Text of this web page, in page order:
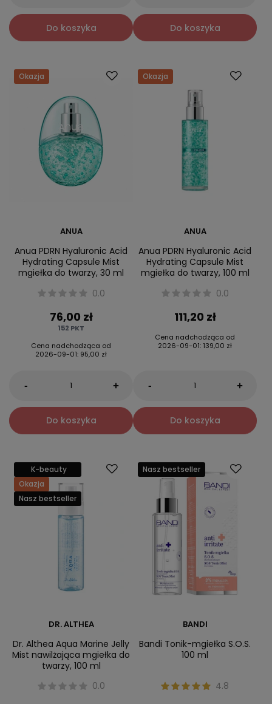
Do koszyka Do koszyka
Okazja
ANUA
Anua PDRN Hyaluronic Acid
Hydrating Capsule Mist
mgiełka do twarzy, 30 ml
0.0
76,00 zł
152 PKT
Cena nadchodząca od
2026-09-01: 95,00 zł
- +
Do koszyka
Okazja
ANUA
Anua PDRN Hyaluronic Acid
Hydrating Capsule Mist
mgiełka do twarzy, 100 ml
0.0
111,20 zł
Cena nadchodząca od
2026-09-01: 139,00 zł
- +
Do koszyka
K-beauty
Okazja
Nasz bestseller
DR. ALTHEA
Dr. Althea Aqua Marine Jelly
Mist nawilżająca mgiełka do
twarzy, 100 ml
0.0
Nasz bestseller
BANDI
Bandi Tonik-mgiełka S.O.S.
100 ml
4.8